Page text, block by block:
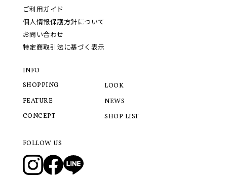
ご利用ガイド
個人情報保護方針について
お問い合わせ
特定商取引法に基づく表示
INFO
SHOPPING
FEATURE
CONCEPT
LOOK
NEWS
SHOP LIST
FOLLOW US